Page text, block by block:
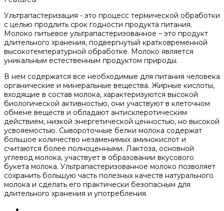
Ультрапастеризация - это процесс термической обработки
с целью продлить срок годности продукта питания.
Молоко питьевое ультрапастеризованное – это продукт
длительного хранения, подвергнутый кратковременной
высокотемпературной обработке. Молоко является
уникальным естественным продуктом природы.
В нем содержатся все необходимые для питания человека
органические и минеральные вещества. Жирные кислоты,
входящие в состав молока, характеризуются высокой
биологической активностью, они участвуют в клеточном
обмене веществ и обладают антисклеротическим
действием, низкой энергетической ценностью, но высокой
усвояемостью. Сывороточные белки молока содержат
большое количество незаменимых аминокислот и
считаются более полноценными. Лактоза, основной
углевод молока, участвует в образовании вкусового
букета молока. Ультрапастеризованное молоко позволяет
сохранить большую часть полезных качеств натурального
молока и сделать его практически безопасным для
длительного хранения и употребления.